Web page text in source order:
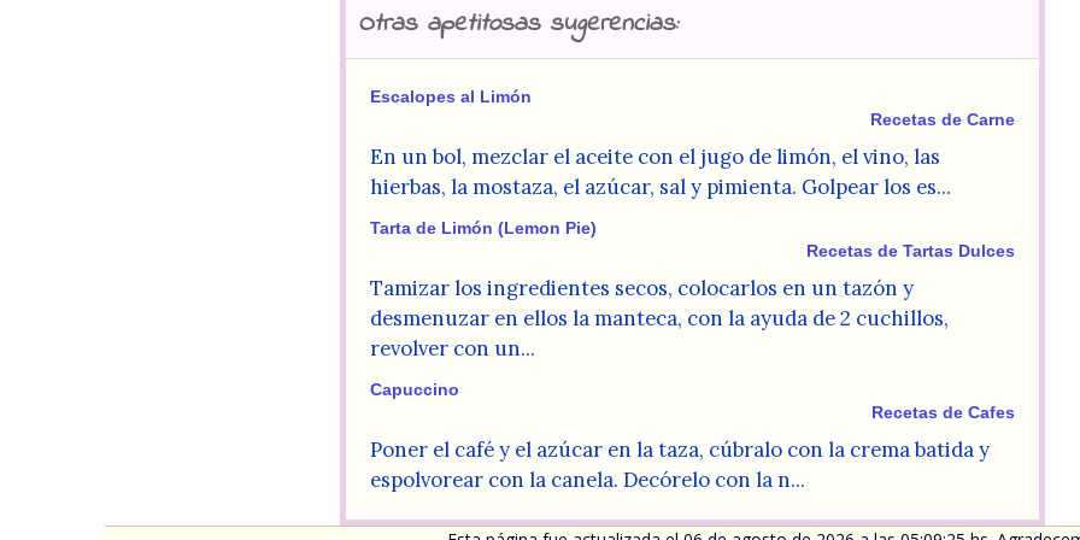
Otras apetitosas sugerencias:
Escalopes al Limón
Recetas de Carne
En un bol, mezclar el aceite con el jugo de limón, el vino, las
hierbas, la mostaza, el azúcar, sal y pimienta. Golpear los es...
Tarta de Limón (Lemon Pie)
Recetas de Tartas Dulces
Tamizar los ingredientes secos, colocarlos en un tazón y
desmenuzar en ellos la manteca, con la ayuda de 2 cuchillos,
revolver con un...
Capuccino
Recetas de Cafes
Poner el café y el azúcar en la taza, cúbralo con la crema batida y
espolvorear con la canela. Decórelo con la n...